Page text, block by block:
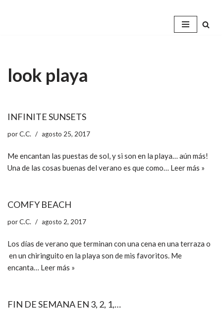
look playa
INFINITE SUNSETS
porC.C. agosto 25, 2017
Me encantan las puestas de sol, y si son en la playa… aún más!
Una de las cosas buenas del verano es que como… Leer más »
COMFY BEACH
porC.C. agosto 2, 2017
Los días de verano que terminan con una cena en una terraza o
en un chiringuito en la playa son de mis favoritos. Me
encanta… Leer más »
FIN DE SEMANA EN 3, 2, 1,…